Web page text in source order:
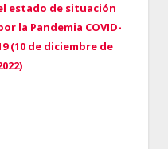
estado de situación
la Pandemia COVID-
(10 de diciembre de